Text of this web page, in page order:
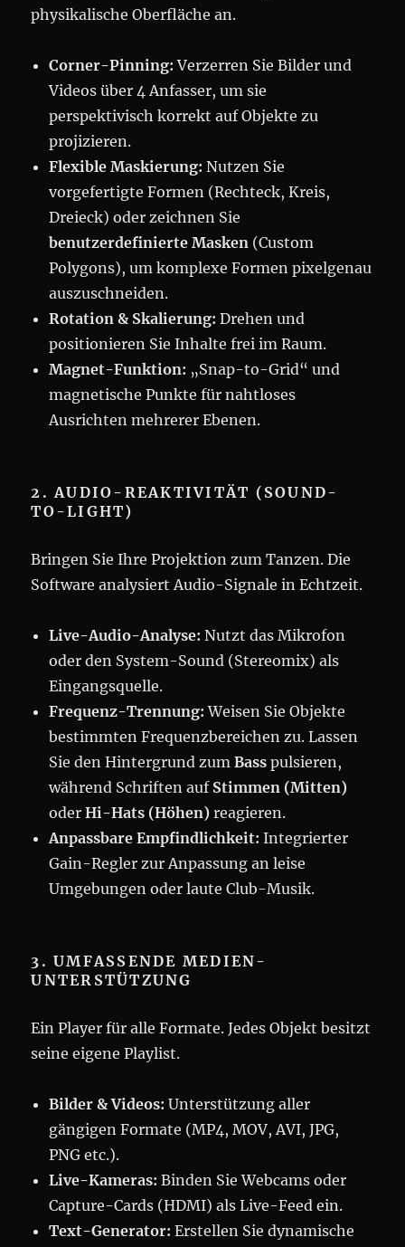
physikalische Oberfläche an.
Corner-Pinning: Verzerren Sie Bilder und
Videos über 4 Anfasser, um sie
perspektivisch korrekt auf Objekte zu
projizieren.
Flexible Maskierung: Nutzen Sie
vorgefertigte Formen (Rechteck, Kreis,
Dreieck) oder zeichnen Sie
benutzerdefinierte Masken (Custom
Polygons), um komplexe Formen pixelgenau
auszuschneiden.
Rotation & Skalierung: Drehen und
positionieren Sie Inhalte frei im Raum.
Magnet-Funktion: „Snap-to-Grid“ und
magnetische Punkte für nahtloses
Ausrichten mehrerer Ebenen.
2. AUDIO-REAKTIVITÄT (SOUND-
TO-LIGHT)
Bringen Sie Ihre Projektion zum Tanzen. Die
Software analysiert Audio-Signale in Echtzeit.
Live-Audio-Analyse: Nutzt das Mikrofon
oder den System-Sound (Stereomix) als
Eingangsquelle.
Frequenz-Trennung: Weisen Sie Objekte
bestimmten Frequenzbereichen zu. Lassen
Sie den Hintergrund zumBass pulsieren,
während Schriften auf Stimmen (Mitten)
oderHi-Hats (Höhen) reagieren.
Anpassbare Empfindlichkeit: Integrierter
Gain-Regler zur Anpassung an leise
Umgebungen oder laute Club-Musik.
3. UMFASSENDE MEDIEN-
UNTERSTÜTZUNG
Ein Player für alle Formate. Jedes Objekt besitzt
seine eigene Playlist.
Bilder & Videos: Unterstützung aller
gängigen Formate (MP4, MOV, AVI, JPG,
PNG etc.).
Live-Kameras: Binden Sie Webcams oder
Capture-Cards (HDMI) als Live-Feed ein.
Text-Generator: Erstellen Sie dynamische